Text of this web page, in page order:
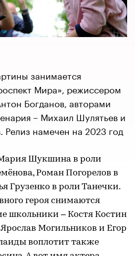
занимается
Мира», режиссером
Богданов, авторами
– Михаил Шулятьев и
Релиз намечен на 2023 год
Шукшина в роли
Роман Погорелов в
Грузенко в роли Танечки.
героя снимаются
школьники – Костя Костин
Могильников и Егор
воплотит также